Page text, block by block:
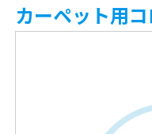
カーペット用